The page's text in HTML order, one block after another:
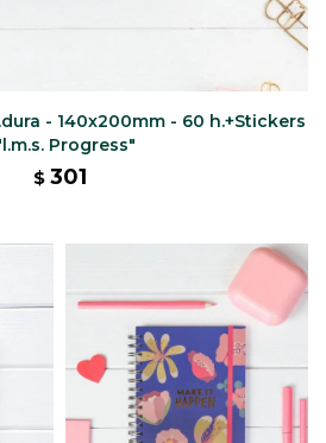
- 140x200mm - 60 h.+Stickers
Progress"
$ 301